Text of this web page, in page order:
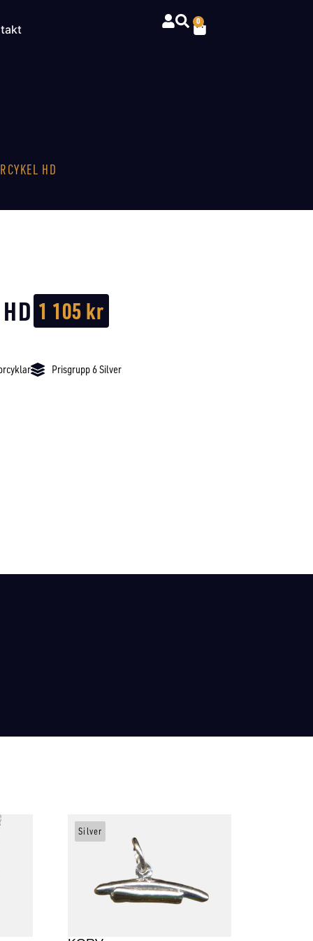
0
HD
1 105kr
Prisgrupp 6 Silver
Silver